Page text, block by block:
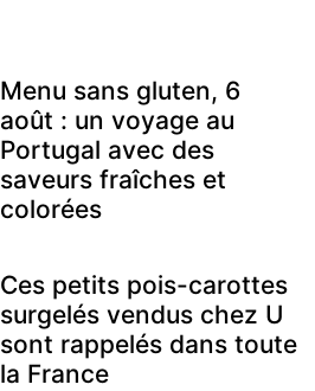
Menu sans gluten, 6
août : un voyage au
Portugal avec des
saveurs fraîches et
colorées
Ces petits pois-carottes
surgelés vendus chez U
sont rappelés dans toute
la France